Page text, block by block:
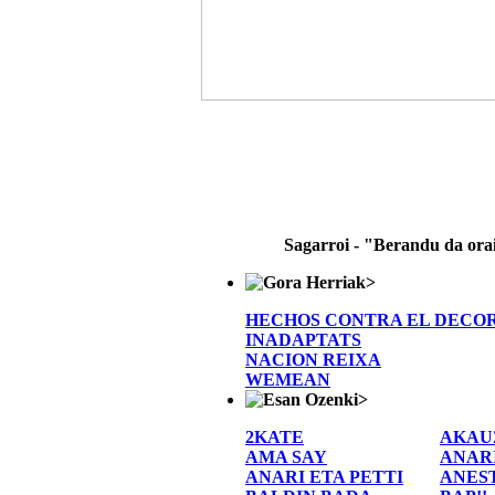
Sagarroi - "Berandu da
>
HECHOS CONTRA EL
INADAPTATS
NACION REIXA
WEMEAN
>
2KATE
AMA SAY
ANARI ETA PETTI